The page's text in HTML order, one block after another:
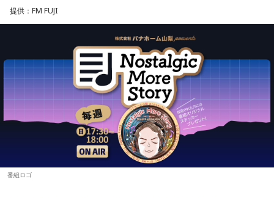
などをたっぷりトークします。
■『カリスマ』作品概要
原作：Dazed CO.,LTD.
松原 秀
音楽製作：EVIL LINE RECORDS
キャラクターデザイン：えびも
アートディレクション：BALCOLONY.
『カリスマ』は、音楽原作キャラクターラッププロジェクト
ラッキーなことが起こりそう。周りからの評価も上がって、
充実感を覚えるようです。努力などが認められると、心も落
ち着いて穏やかになれることでしょう。交友関係も好調なの
で、良い縁ができるかも。
【3位】魚座（うお座）
心の中にあった、わだかまりを解消できるようです。ほっと
できると、自分らしく活動できることでしょう。恋愛に対し
ても前向きになれそう。情熱的な相手を通して自分自身も成
長できるようです。
【4位】乙女座（おとめ座）
思い切りの良さを大事にしてみましょう。出かけるときは、
提供：FM FUJI
番組ロゴ